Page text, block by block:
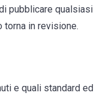
pubblicare
torna in revisione.
e quali standard